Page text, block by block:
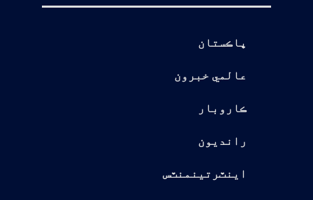
پاڪستان
عالمي خبرون
ڪاروبار
رانديون
اينٽرتينمنٽس